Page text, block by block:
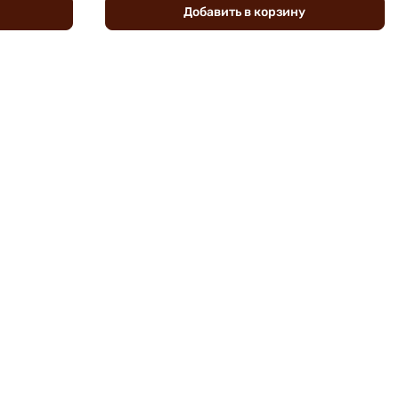
Добавить в корзину